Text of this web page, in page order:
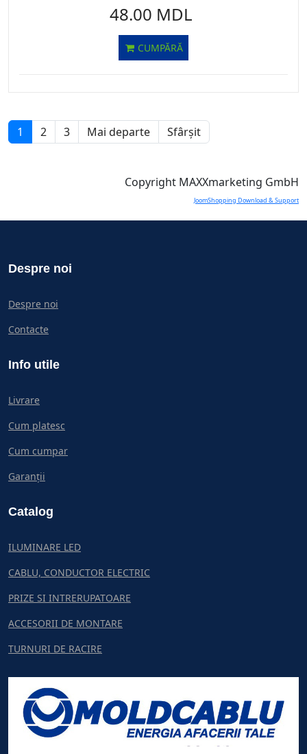
48.00 MDL
CUMPĂRĂ
1 2 3 Mai departe Sfârșit
Copyright MAXXmarketing GmbH
JoomShopping Download & Support
Despre noi
Despre noi
Contacte
Info utile
Livrare
Cum platesc
Cum cumpar
Garanții
Catalog
ILUMINARE LED
CABLU, CONDUCTOR ELECTRIC
PRIZE SI INTRERUPATOARE
ACCESORII DE MONTARE
TURNURI DE RACIRE